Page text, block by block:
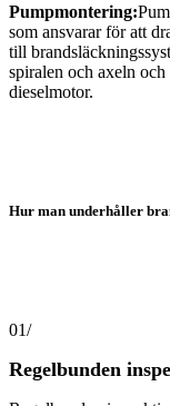
Pumpmontering:
som ansvarar för att
till
spiralen och axeln
dieselmotor.
Hur man underhåller
01/
Regelbunden